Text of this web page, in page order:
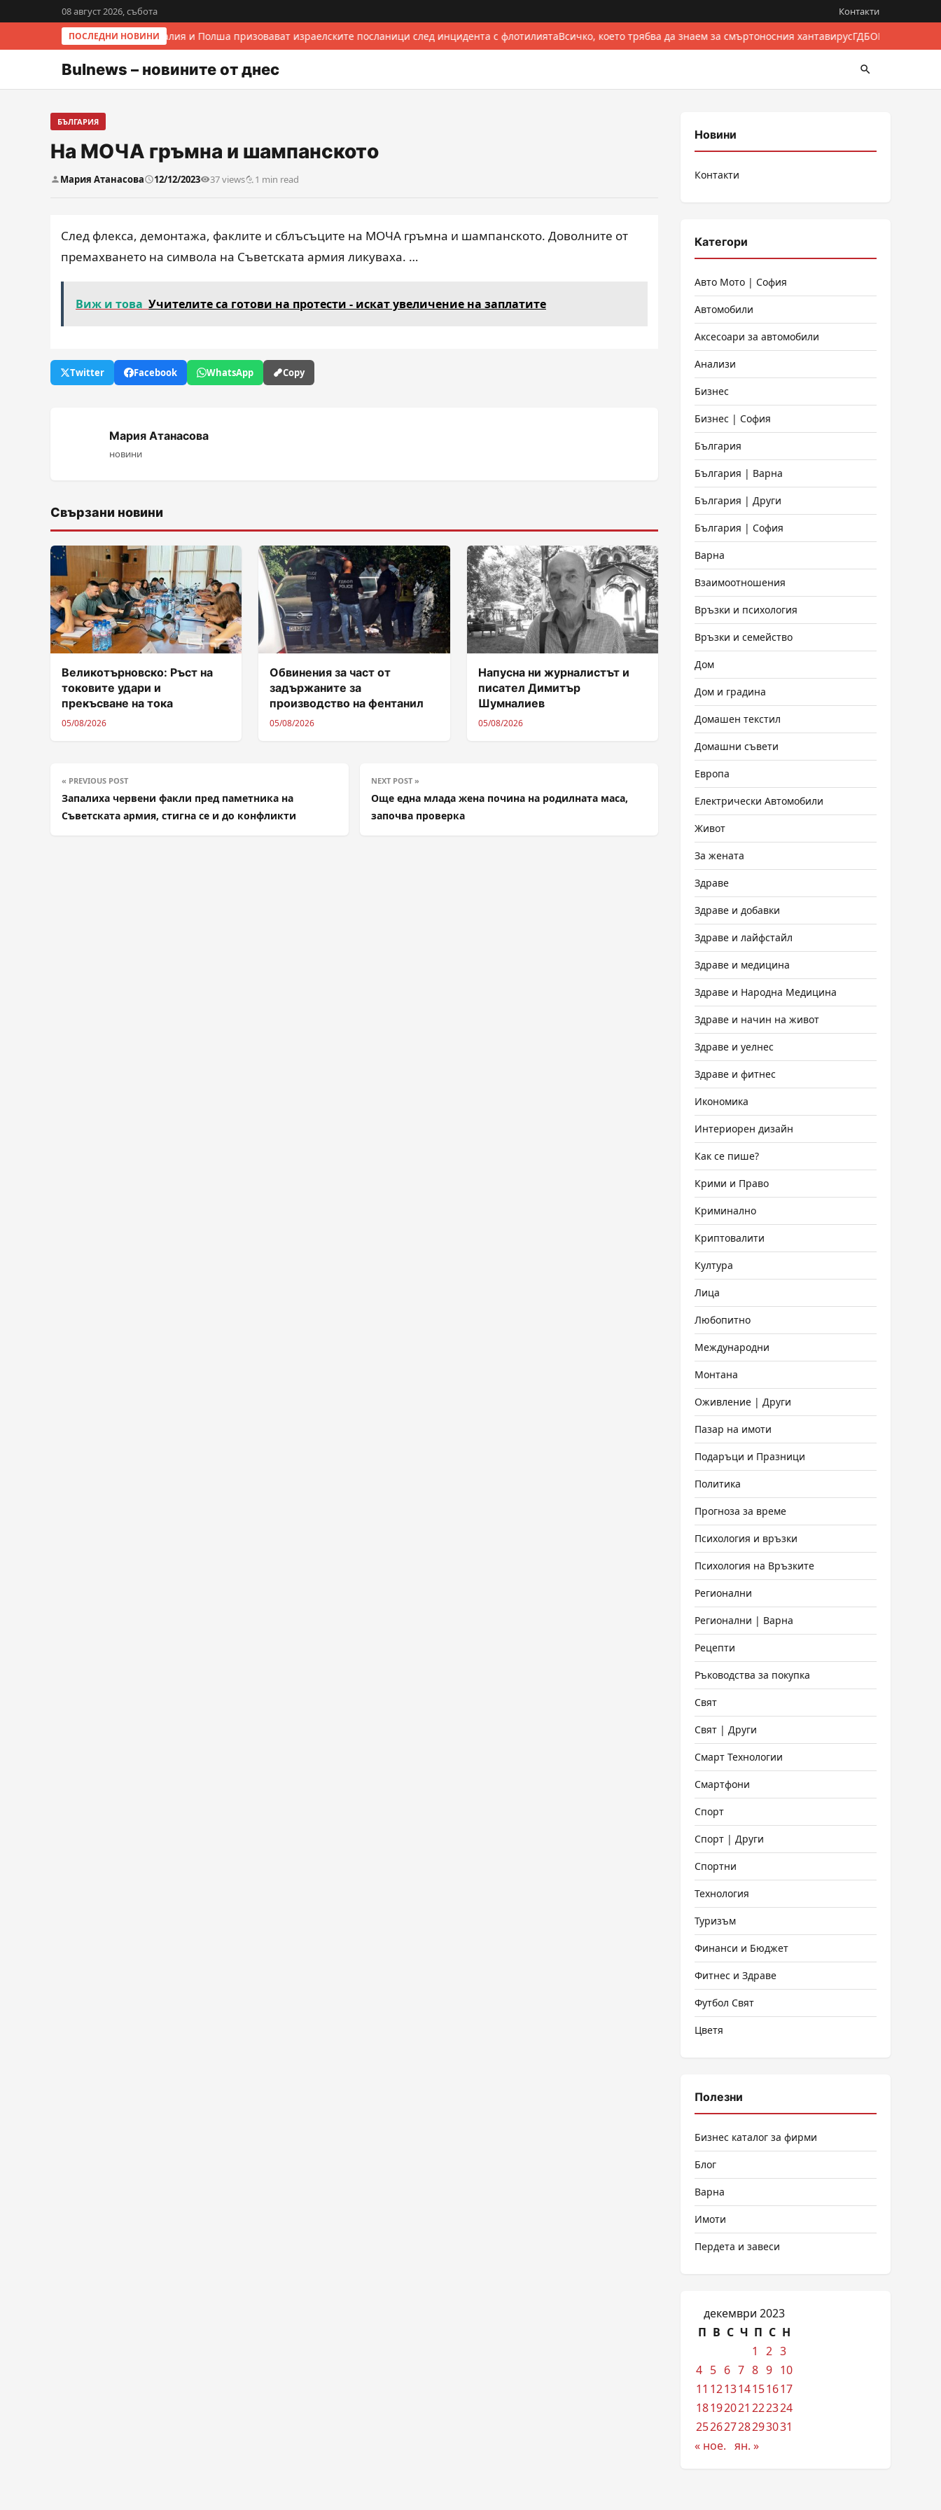
08 август 2026, събота Контакти
ПОСЛЕДНИ НОВИНИИталия и Полша призовават израелските посланици след инцидента с флотилиятаВсичко, което трябва да знаем за смъртоносния хантавирусГДБОП разби
Bulnews – новините от днес
БЪЛГАРИЯ
На МОЧА гръмна и шампанското
Мария Атанасова 12/12/2023 37 views 1 min read
След флекса, демонтажа, факлите и сблъсъците на МОЧА гръмна и шампанското. Доволните от
премахването на символа на Съветската армия ликуваха. …
Виж и това Учителите са готови на протести - искат увеличение на заплатите
Twitter Facebook WhatsApp Copy
Мария Атанасова
новини
Свързани новини
Великотърновско: Ръст на
токовите удари и
прекъсване на тока
05/08/2026
Обвинения за част от
задържаните за
производство на фентанил
05/08/2026
Напусна ни журналистът и
писател Димитър
Шумналиев
05/08/2026
« PREVIOUS POST
Запалиха червени факли пред паметника на
Съветската армия, стигна се и до конфликти
NEXT POST »
Още една млада жена почина на родилната маса,
започва проверка
Новини
Контакти
Категори
Авто Мото | София
Автомобили
Аксесоари за автомобили
Анализи
Бизнес
Бизнес | София
България
България | Варна
България | Други
България | София
Варна
Взаимоотношения
Връзки и психология
Връзки и семейство
Дом
Дом и градина
Домашен текстил
Домашни съвети
Европа
Електрически Автомобили
Живот
За жената
Здраве
Здраве и добавки
Здраве и лайфстайл
Здраве и медицина
Здраве и Народна Медицина
Здраве и начин на живот
Здраве и уелнес
Здраве и фитнес
Икономика
Интериорен дизайн
Как се пише?
Крими и Право
Криминално
Криптовалити
Култура
Лица
Любопитно
Международни
Монтана
Оживление | Други
Пазар на имоти
Подаръци и Празници
Политика
Прогноза за време
Психология и връзки
Психология на Връзките
Регионални
Регионални | Варна
Рецепти
Ръководства за покупка
Свят
Свят | Други
Смарт Технологии
Смартфони
Спорт
Спорт | Други
Спортни
Технология
Туризъм
Финанси и Бюджет
Фитнес и Здраве
Футбол Свят
Цветя
Полезни
Бизнес каталог за фирми
Блог
Варна
Имоти
Пердета и завеси
декември 2023
П В С Ч П С Н
1
2 3
4 5 6 7 8 9 10
11 121314151617
18192021 222324
25262728293031
« ное. ян. »